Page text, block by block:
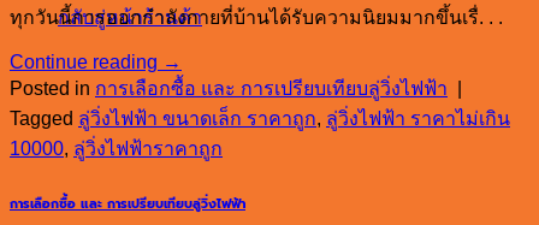
กลับสู่หน้าร้านค้า
ทุกวันนี้การออกกำลังกายที่บ้านได้รับความนิยมมากขึ้นเรื่. . .
Continue reading →
Posted in การเลือกซื้อ และ การเปรียบเทียบลู่วิ่งไฟฟ้า
Tagged ลู่วิ่งไฟฟ้า ขนาดเล็ก ราคาถูก, ลู่วิ่งไฟฟ้า ราคาไม่เกิน
10000, ลู่วิ่งไฟฟ้าราคาถูก
การเลือกซื้อ และ การเปรียบเทียบลู่วิ่งไฟฟ้า